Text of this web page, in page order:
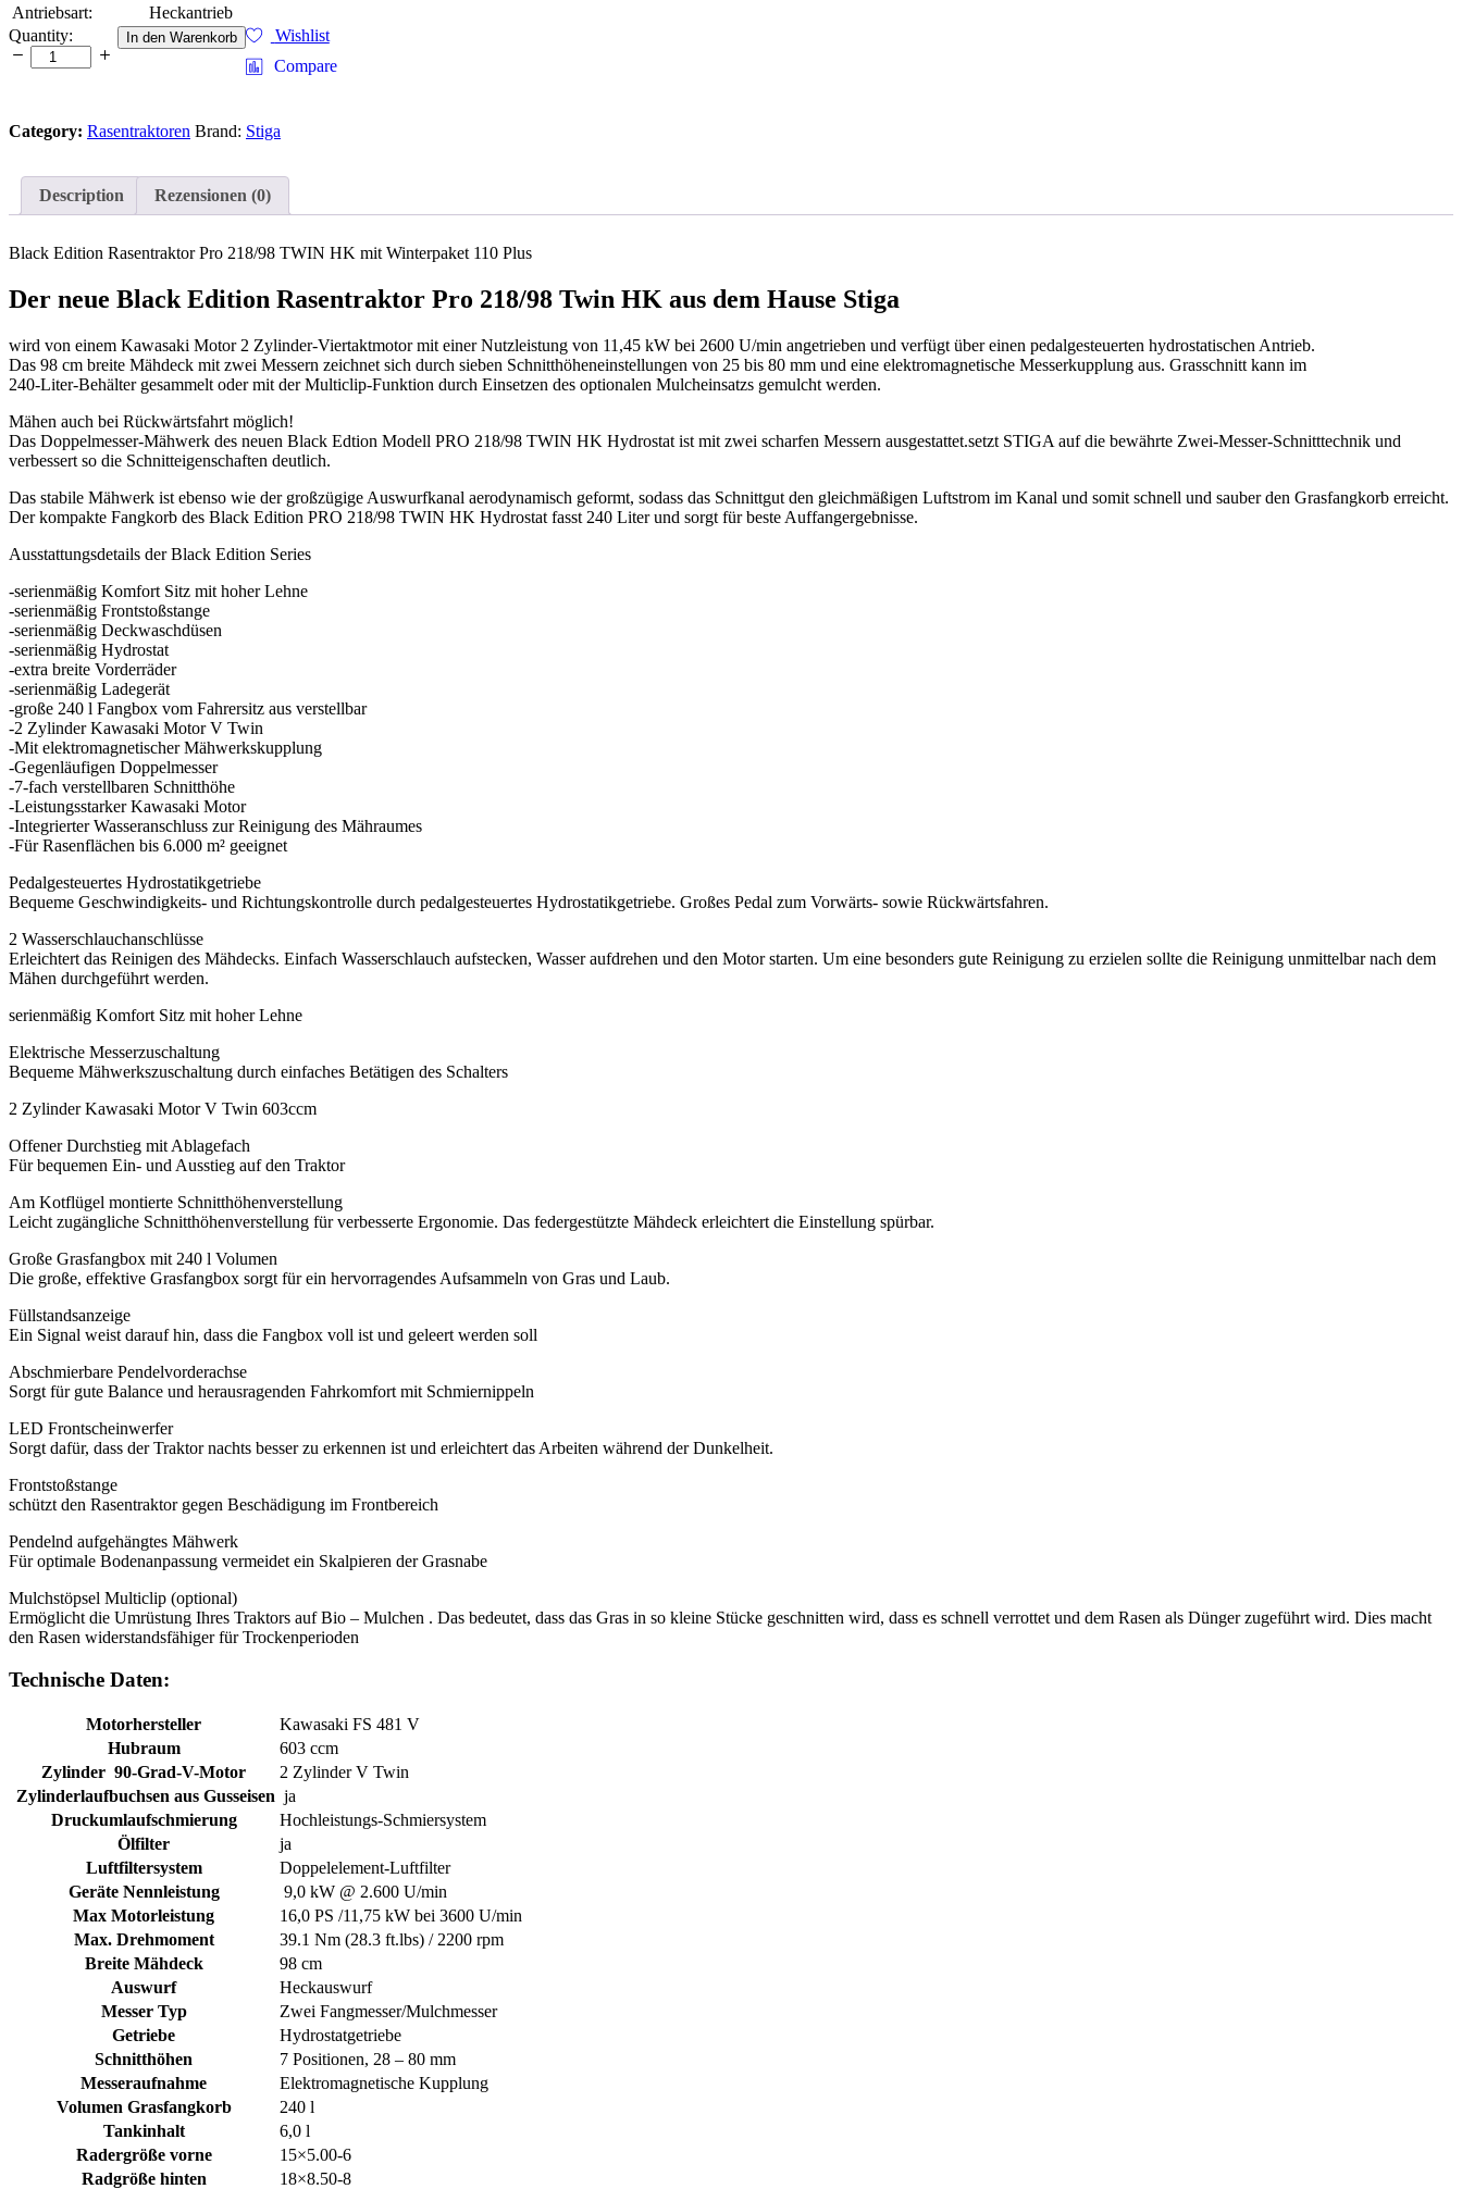
Antriebsart:
Heckantrieb
Black
Edition
Rasentraktor
TWIN
Winterpaket
110
quantity
Quantity: In den Warenkorb
Wishlist
Compare
Category: Rasentraktoren Brand: Stiga
Description Rezensionen (0)
Black Edition Rasentraktor Pro 218/98 TWIN HK mit Winterpaket 110 Plus
Der neue Black Edition Rasentraktor Pro 218/98 Twin HK aus dem Hause Stiga
wird von einem Kawasaki Motor 2 Zylinder-Viertaktmotor mit einer Nutzleistung von 11,45 kW bei 2600 U/min angetrieben und verfügt über einen pedalgesteuerten hydrostatischen Antrieb.
Das 98 cm breite Mähdeck mit zwei Messern zeichnet sich durch sieben Schnitthöheneinstellungen von 25 bis 80 mm und eine elektromagnetische Messerkupplung aus. Grasschnitt kann im
240-Liter-Behälter gesammelt oder mit der Multiclip-Funktion durch Einsetzen des optionalen Mulcheinsatzs gemulcht werden.
Mähen auch bei Rückwärtsfahrt möglich!
Das Doppelmesser-Mähwerk des neuen Black Edtion Modell PRO 218/98 TWIN HK Hydrostat ist mit zwei scharfen Messern ausgestattet.setzt STIGA auf die bewährte Zwei-Messer-Schnitttechnik und
verbessert so die Schnitteigenschaften deutlich.
Das stabile Mähwerk ist ebenso wie der großzügige Auswurfkanal aerodynamisch geformt, sodass das Schnittgut den gleichmäßigen Luftstrom im Kanal und somit schnell und sauber den Grasfangkorb erreicht.
Der kompakte Fangkorb des Black Edition PRO 218/98 TWIN HK Hydrostat fasst 240 Liter und sorgt für beste Auffangergebnisse.
Ausstattungsdetails der Black Edition Series
-serienmäßig Komfort Sitz mit hoher Lehne
-serienmäßig Frontstoßstange
-serienmäßig Deckwaschdüsen
-serienmäßig Hydrostat
-extra breite Vorderräder
-serienmäßig Ladegerät
-große 240 l Fangbox vom Fahrersitz aus verstellbar
-2 Zylinder Kawasaki Motor V Twin
-Mit elektromagnetischer Mähwerkskupplung
-Gegenläufigen Doppelmesser
-7-fach verstellbaren Schnitthöhe
-Leistungsstarker Kawasaki Motor
-Integrierter Wasseranschluss zur Reinigung des Mähraumes
-Für Rasenflächen bis 6.000 m² geeignet
Pedalgesteuertes Hydrostatikgetriebe
Bequeme Geschwindigkeits- und Richtungskontrolle durch pedalgesteuertes Hydrostatikgetriebe. Großes Pedal zum Vorwärts- sowie Rückwärtsfahren.
2 Wasserschlauchanschlüsse
Erleichtert das Reinigen des Mähdecks. Einfach Wasserschlauch aufstecken, Wasser aufdrehen und den Motor starten. Um eine besonders gute Reinigung zu erzielen sollte die Reinigung unmittelbar nach dem
Mähen durchgeführt werden.
serienmäßig Komfort Sitz mit hoher Lehne
Elektrische Messerzuschaltung
Bequeme Mähwerkszuschaltung durch einfaches Betätigen des Schalters
2 Zylinder Kawasaki Motor V Twin 603ccm
Offener Durchstieg mit Ablagefach
Für bequemen Ein- und Ausstieg auf den Traktor
Am Kotflügel montierte Schnitthöhenverstellung
Leicht zugängliche Schnitthöhenverstellung für verbesserte Ergonomie. Das federgestützte Mähdeck erleichtert die Einstellung spürbar.
Große Grasfangbox mit 240 l Volumen
Die große, effektive Grasfangbox sorgt für ein hervorragendes Aufsammeln von Gras und Laub.
Füllstandsanzeige
Ein Signal weist darauf hin, dass die Fangbox voll ist und geleert werden soll
Abschmierbare Pendelvorderachse
Sorgt für gute Balance und herausragenden Fahrkomfort mit Schmiernippeln
LED Frontscheinwerfer
Sorgt dafür, dass der Traktor nachts besser zu erkennen ist und erleichtert das Arbeiten während der Dunkelheit.
Frontstoßstange
schützt den Rasentraktor gegen Beschädigung im Frontbereich
Pendelnd aufgehängtes Mähwerk
Für optimale Bodenanpassung vermeidet ein Skalpieren der Grasnabe
Mulchstöpsel Multiclip (optional)
Ermöglicht die Umrüstung Ihres Traktors auf Bio – Mulchen . Das bedeutet, dass das Gras in so kleine Stücke geschnitten wird, dass es schnell verrottet und dem Rasen als Dünger zugeführt wird. Dies macht
den Rasen widerstandsfähiger für Trockenperioden
Technische Daten:
Motorhersteller
Kawasaki FS 481 V
Hubraum
603 ccm
Zylinder 90-Grad-V-Motor
2 Zylinder V Twin
Zylinderlaufbuchsen aus Gusseisen ja
Druckumlaufschmierung
Hochleistungs-Schmiersystem
Ölfilter
ja
Luftfiltersystem
Doppelelement-Luftfilter
Geräte Nennleistung
9,0 kW @ 2.600 U/min
Max Motorleistung
16,0 PS /11,75 kW bei 3600 U/min
Max. Drehmoment
39.1 Nm (28.3 ft.lbs) / 2200 rpm
Breite Mähdeck
98 cm
Auswurf
Heckauswurf
Messer Typ
Zwei Fangmesser/Mulchmesser
Getriebe
Hydrostatgetriebe
Schnitthöhen
7 Positionen, 28 – 80 mm
Messeraufnahme
Elektromagnetische Kupplung
Volumen Grasfangkorb
240 l
Tankinhalt
6,0 l
Radergröße vorne
15×5.00-6
Radgröße hinten
18×8.50-8